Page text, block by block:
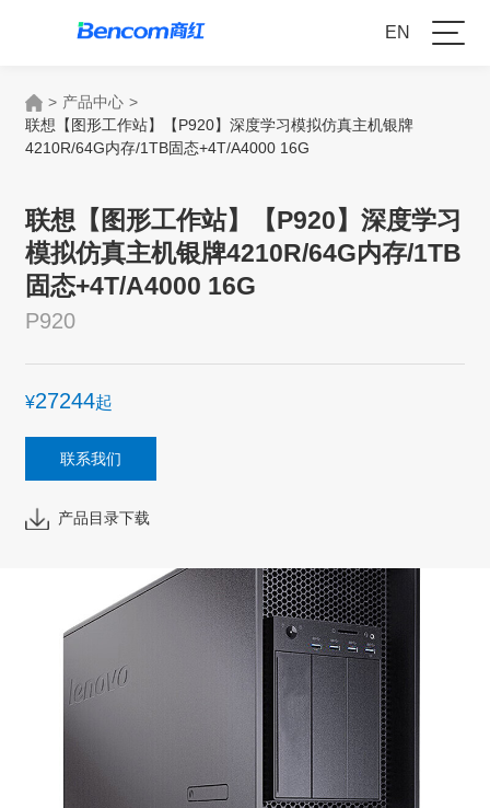
EN
> 产品中心 >
联想【图形工作站】【P920】深度学习模拟仿真主机银牌
4210R/64G内存/1TB固态+4T/A4000 16G
联想【图形工作站】【P920】深度学习
模拟仿真主机银牌4210R/64G内存/1TB
固态+4T/A4000 16G
P920
¥27244起
联系我们
产品目录下载